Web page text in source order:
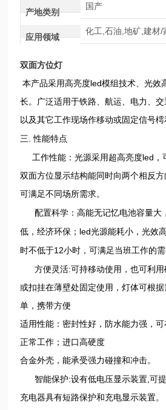
产地类别
国产
应用领域
化工,石油,地矿,建材/
双面方位灯
本产品采用高亮度led模组技术、光效
长。广泛适用于铁路、航运、电力、
以及其它工作现场作移动或固定信号樗
三 .性能特点
工作性能：光源采用超高亮度led
双面方位显示结构能同时向两个相反
可满足不同场所需求。
配置科学：高能无记忆电池容量大
低，经济环保； led光源能耗小，光效高
时不低于12小时，可满足当班工作的需
方便灵活:可持移动使用，也可利
或扣挂在薄壁处固定使用，灯体可根
单，携带方便
适用性能：密封性好，防水能力强，
正常工作；进口高硬度
合金外壳，能承受强力碰撞和冲击。
智能保护:设有低电压显示装置 ,可
充电器具有短路保护和充电显示装置。